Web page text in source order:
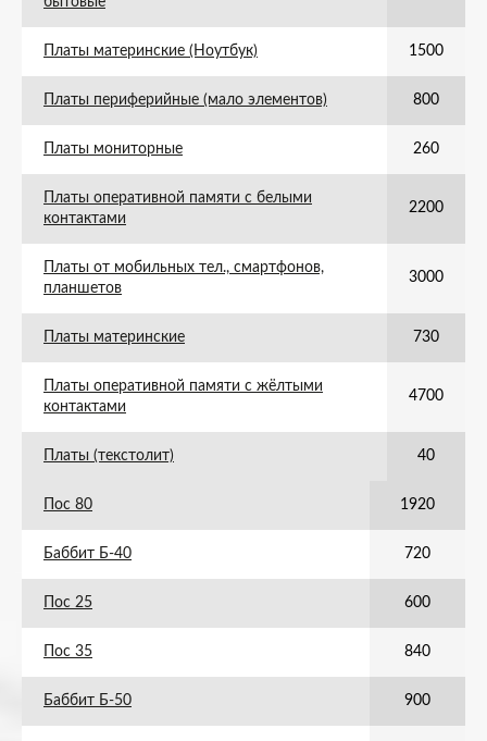
Платы материнские (Ноутбук) 1500
Платы периферийные (мало элементов) 800
Платы мониторные 260
Платы оперативной памяти с белыми
контактами
2200
Платы от мобильных тел., смартфонов,
планшетов
3000
Платы материнские 730
Платы оперативной памяти с жёлтыми
контактами
4700
Платы (текстолит) 40
Пос 80 1920
Баббит Б-40 720
Пос 25 600
Пос 35 840
Баббит Б-50 900